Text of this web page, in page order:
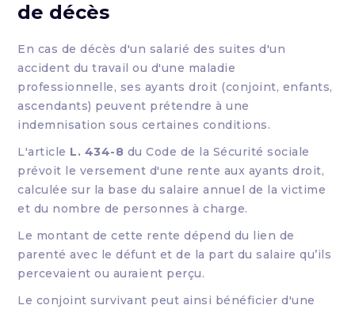
de décès
En cas de décès d'un salarié des suites d'un
accident du travail ou d'une maladie
professionnelle, ses ayants droit (conjoint, enfants,
ascendants) peuvent prétendre à une
indemnisation sous certaines conditions.
L'article L. 434-8 du Code de la Sécurité sociale
prévoit le versement d'une rente aux ayants droit,
calculée sur la base du salaire annuel de la victime
et du nombre de personnes à charge.
Le montant de cette rente dépend du lien de
parenté avec le défunt et de la part du salaire qu’ils
percevaient ou auraient perçu.
Le conjoint survivant peut ainsi bénéficier d'une